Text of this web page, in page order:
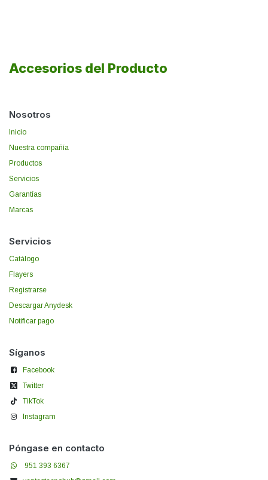
Accesorios del Producto
Nosotros
Inicio
Nuestra compañía
Productos
Servicios
Garantías
Marcas
Servicios
Catálogo
Flayers
Registrarse
Descargar Anydesk
Notificar pago
Síganos
Facebook
Twitter
TikTok
Instagram
Póngase en contacto
951 393 6367